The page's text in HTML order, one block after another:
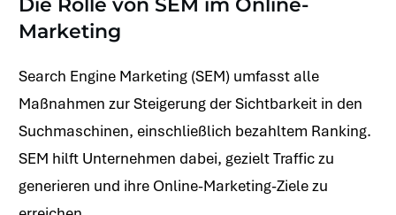
Marketing
Search Engine Marketing (SEM) umfasst alle
Maßnahmen zur Steigerung der Sichtbarkeit in den
Suchmaschinen, einschließlich bezahltem Ranking.
SEM hilft Unternehmen dabei, gezielt Traffic zu
generieren und ihre Online-Marketing-Ziele zu